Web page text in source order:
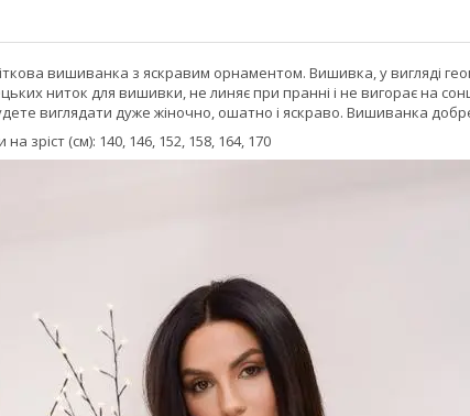
вишиванка з яскравим орнаментом. Вишивка, у вигляді
ниток для вишивки, не линяє при пранні і не вигорає на
виглядати дуже жіночно, ошатно і яскраво. Вишиванка
на зріст (см): 140, 146, 152, 158, 164, 170